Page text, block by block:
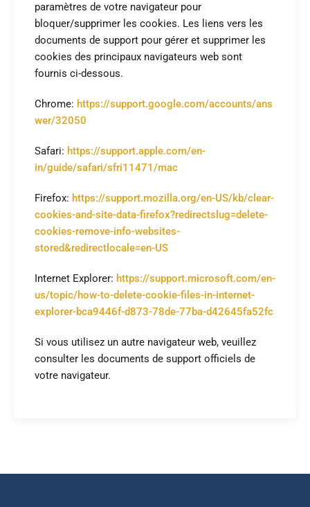
paramètres de votre navigateur pour
bloquer/supprimer les cookies. Les liens vers les
documents de support pour gérer et supprimer les
cookies des principaux navigateurs web sont
fournis ci-dessous.
Chrome: https://support.google.com/accounts/ans
wer/32050
Safari: https://support.apple.com/en-
in/guide/safari/sfri11471/mac
Firefox: https://support.mozilla.org/en-US/kb/clear-
cookies-and-site-data-firefox?redirectslug=delete-
cookies-remove-info-websites-
stored&redirectlocale=en-US
Internet Explorer: https://support.microsoft.com/en-
us/topic/how-to-delete-cookie-files-in-internet-
explorer-bca9446f-d873-78de-77ba-d42645fa52fc
Si vous utilisez un autre navigateur web, veuillez
consulter les documents de support officiels de
votre navigateur.